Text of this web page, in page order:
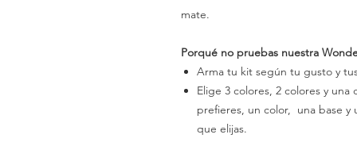
mate.
Porqué no pruebas nuestra
Arma tu kit según tu gusto y
Elige 3 colores, 2 colores y
prefieres, un color, una base y
que elijas.